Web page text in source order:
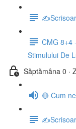
CMG 8+4
Stimulului De
Săptămâna 0 ·
🔴 Cum